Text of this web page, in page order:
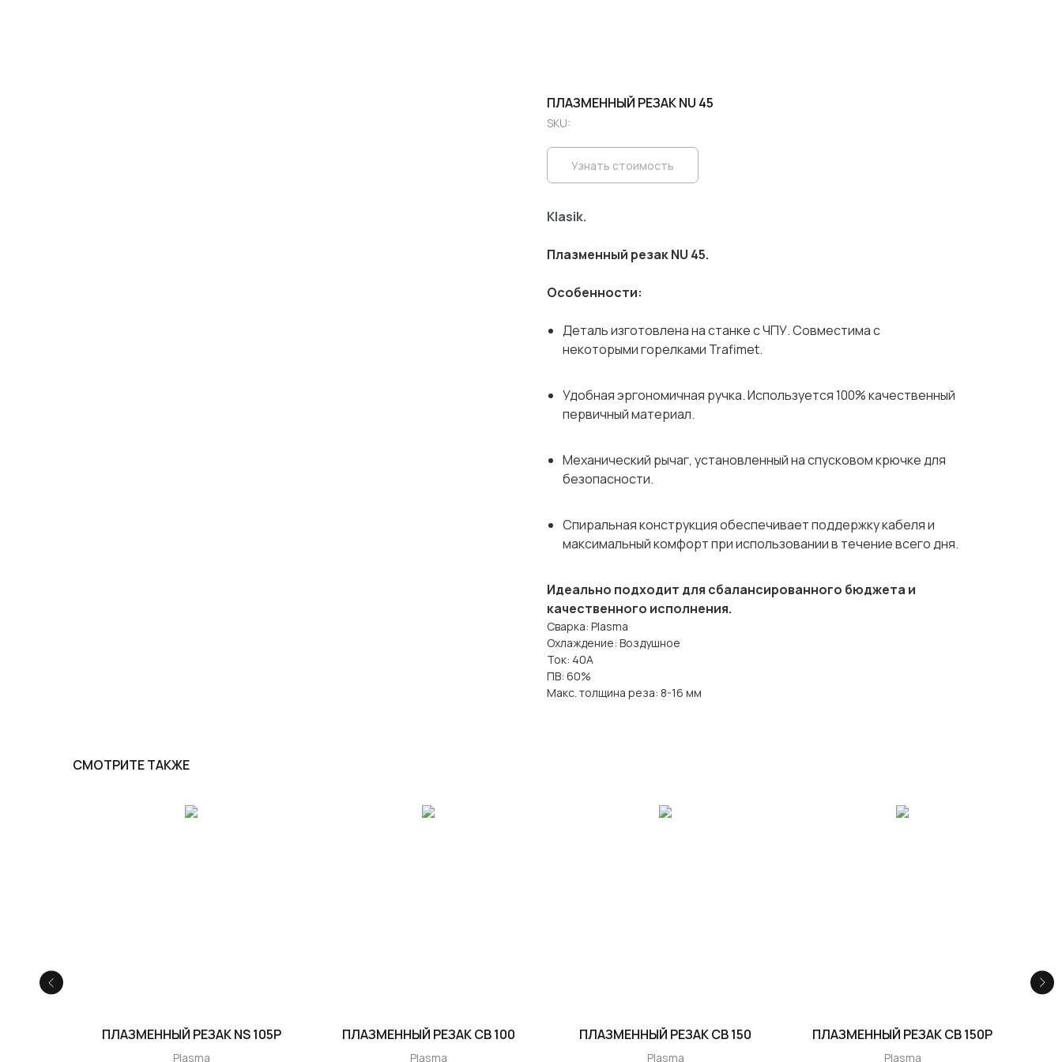
ПЛАЗМЕННЫЙ РЕЗАК NU 45
SKU:
Узнать стоимость
Klasik.
Плазменный резак NU 45.
Особенности:
Деталь изготовлена ​​на станке с ЧПУ. Совместима с
некоторыми горелками Trafimet.
Удобная эргономичная ручка. Используется 100% качественный
первичный материал.
Механический рычаг, установленный на спусковом крючке для
безопасности.
Спиральная конструкция обеспечивает поддержку кабеля и
максимальный комфорт при использовании в течение всего дня.
Идеально подходит для сбалансированного бюджета и
качественного исполнения.
Сварка: Plasma
Охлаждение: Воздушное
Ток: 40A
ПВ: 60%
Макс. толщина реза: 8-16 мм
СМОТРИТЕ ТАКЖЕ
ПЛАЗМЕННЫЙ РЕЗАК NS 105P
Plasma
ПЛАЗМЕННЫЙ РЕЗАК CB 100
Plasma
ПЛАЗМЕННЫЙ РЕЗАК CB 150
Plasma
ПЛАЗМЕННЫЙ РЕЗАК CB 150P
Plasma